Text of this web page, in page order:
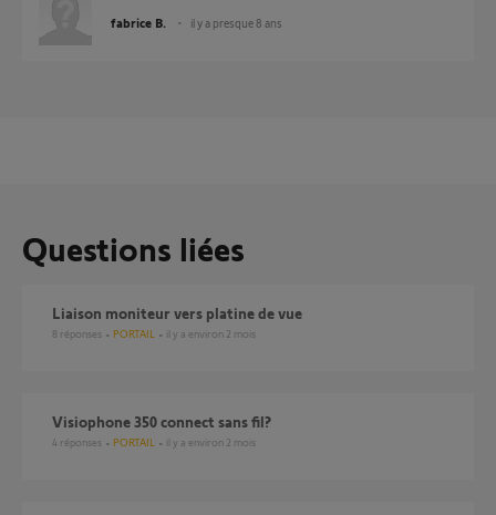
fabrice B. il y a presque 8 ans
Questions liées
liaison moniteur vers platine de vue
8 réponses PORTAIL il y a environ 2 mois
visiophone 350 connect sans fil?
4 réponses PORTAIL il y a environ 2 mois